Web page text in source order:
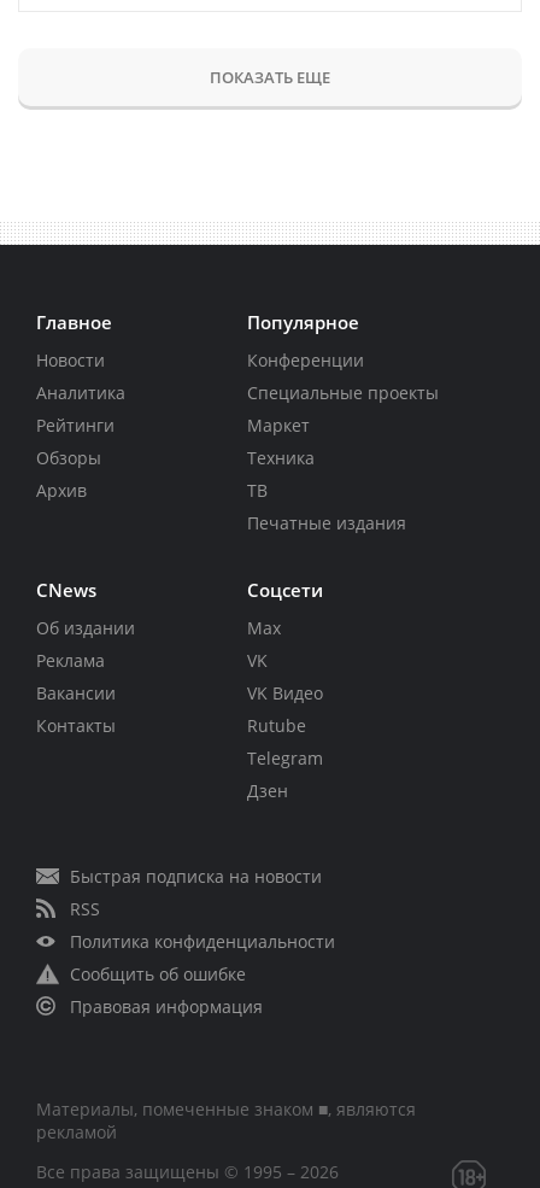
ПОКАЗАТЬ ЕЩЕ
Главное
Новости
Аналитика
Рейтинги
Обзоры
Архив
Популярное
Конференции
Специальные проекты
Маркет
Техника
ТВ
Печатные издания
CNews
Об издании
Реклама
Вакансии
Контакты
Соцсети
Max
VK
VK Видео
Rutube
Telegram
Дзен
Быстрая подписка на новости
RSS
Политика конфиденциальности
Сообщить об ошибке
Правовая информация
Материалы, помеченные знаком ■, являются
рекламой
Все права защищены © 1995 – 2026